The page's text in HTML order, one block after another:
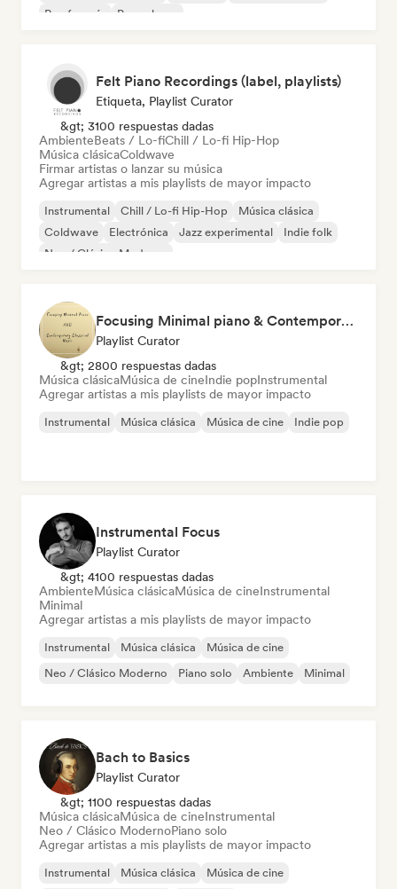
Rap francés
Pop urbano
Felt Piano Recordings (label, playlists)
Etiqueta, Playlist Curator
&gt; 3100 respuestas dadas
AmbienteBeats / Lo-fiChill / Lo-fi Hip-Hop
Música clásicaColdwave
Firmar artistas o lanzar su música
Agregar artistas a mis playlists de mayor impacto
Instrumental Chill / Lo-fi Hip-Hop
Música clásica
Coldwave
Electrónica Jazz experimental
Indie folk
Neo / Clásico Moderno
Focusing Minimal piano & Contemporary classical music
Playlist Curator
&gt; 2800 respuestas dadas
Música clásicaMúsica de cineIndie popInstrumental
Agregar artistas a mis playlists de mayor impacto
Instrumental Música clásica Música de cine Indie pop
Instrumental Focus
Playlist Curator
&gt; 4100 respuestas dadas
AmbienteMúsica clásicaMúsica de cineInstrumental
Minimal
Agregar artistas a mis playlists de mayor impacto
Instrumental Música clásica
Música de cine
Neo / Clásico Moderno
Piano solo Ambiente Minimal
Bach to Basics
Playlist Curator
&gt; 1100 respuestas dadas
Música clásicaMúsica de cineInstrumental
Neo / Clásico ModernoPiano solo
Agregar artistas a mis playlists de mayor impacto
Instrumental Música clásica Música de cine